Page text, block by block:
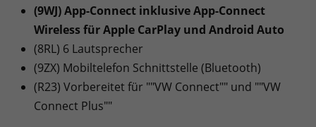
(9WJ) App-Connect inklusive App-Connect
Wireless für Apple CarPlay und Android Auto
(8RL) 6 Lautsprecher
(9ZX) Mobiltelefon Schnittstelle (Bluetooth)
(R23) Vorbereitet für ""VW Connect"" und ""VW
Connect Plus""